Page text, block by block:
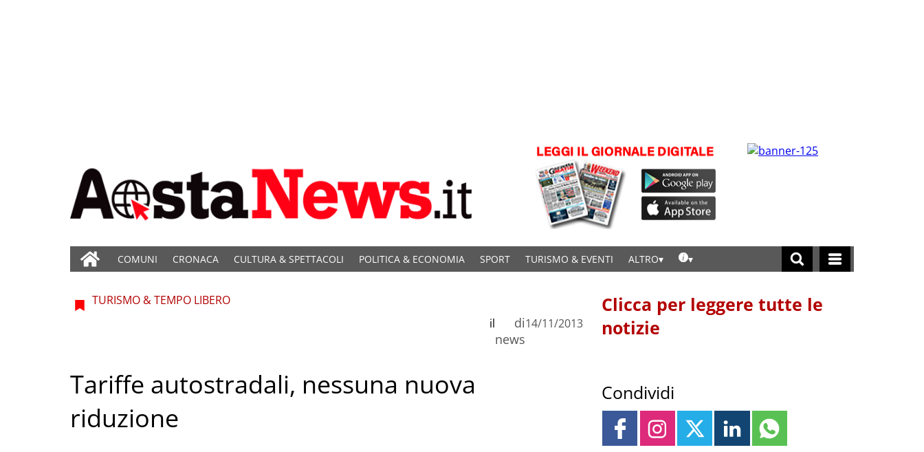
COMUNI CRONACA CULTURA & SPETTACOLI POLITICA & ECONOMIA SPORT TURISMO & EVENTI ALTRO
TURISMO & TEMPO LIBERO
di
news
il 14/11/2013
Tariffe autostradali, nessuna nuova
riduzione
Clicca per leggere tutte le
notizie
Condividi